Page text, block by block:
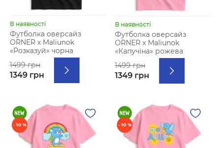
В наявності
Футболка оверсайз
ORNER х Maliunok
«Розказуй» чорна
1499 грн
1349 грн
В наявності
Футболка оверсайз
ORNER х Maliunok
«Капучіна» рожева
1499 грн
1349 грн
- 10 % - 10 %